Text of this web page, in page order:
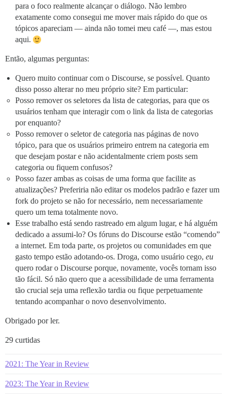
para o foco realmente alcançar o diálogo. Não lembro
exatamente como consegui me mover mais rápido do que os
tópicos apareciam — ainda não tomei meu café —, mas estou
aqui.
Então, algumas perguntas:
Quero muito continuar com o Discourse, se possível. Quanto
disso posso alterar no meu próprio site? Em particular:
Posso remover os seletores da lista de categorias, para que os
usuários tenham que interagir com o link da lista de categorias
por enquanto?
Posso remover o seletor de categoria nas páginas de novo
tópico, para que os usuários primeiro entrem na categoria em
que desejam postar e não acidentalmente criem posts sem
categoria ou fiquem confusos?
Posso fazer ambas as coisas de uma forma que facilite as
atualizações? Preferiria não editar os modelos padrão e fazer um
fork do projeto se não for necessário, nem necessariamente
quero um tema totalmente novo.
Esse trabalho está sendo rastreado em algum lugar, e há alguém
dedicado a assumi-lo? Os fóruns do Discourse estão “comendo”
a internet. Em toda parte, os projetos ou comunidades em que
gasto tempo estão adotando-os. Droga, como usuário cego, eu
quero rodar o Discourse porque, novamente, vocês tornam isso
tão fácil. Só não quero que a acessibilidade de uma ferramenta
tão crucial seja uma reflexão tardia ou fique perpetuamente
tentando acompanhar o novo desenvolvimento.
Obrigado por ler.
29 curtidas
2021: The Year in Review
2023: The Year in Review